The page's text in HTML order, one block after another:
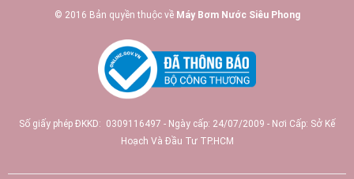
© 2016 Bản quyền thuộc về Máy Bơm Nước Siêu Phong
Số giấy phép ĐKKD: 0309116497 - Ngày cấp: 24/07/2009 - Nơi Cấp: Sở Kế
Hoạch Và Đầu Tư TP.HCM